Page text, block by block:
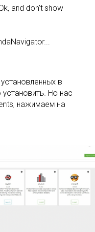
and don't show
в
Но нас
нажимаем на